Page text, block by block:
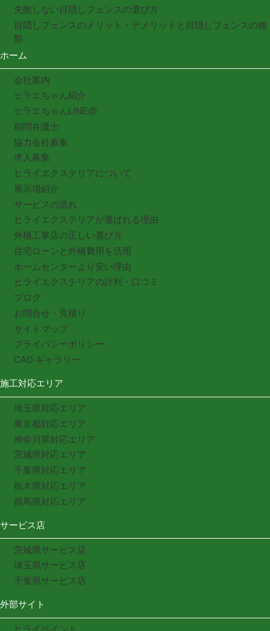
失敗しない目隠しフェンスの選び方
目隠しフェンスのメリット・デメリットと目隠しフェンスの種
類
ホーム
会社案内
ヒラエちゃん紹介
ヒラエちゃんLINE@
顧問弁護士
協力会社募集
求人募集
ヒライエクステリアについて
展示場紹介
サービスの流れ
ヒライエクステリアが選ばれる理由
外構工事店の正しい選び方
住宅ローンと外構費用を活用
ホームセンターより安い理由
ヒライエクステリアの評判・口コミ
ブログ
お問合せ・見積り
サイトマップ
プライバシーポリシー
CAD ギャラリー
施工対応エリア
埼玉県対応エリア
東京都対応エリア
神奈川県対応エリア
茨城県対応エリア
千葉県対応エリア
栃木県対応エリア
群馬県対応エリア
サービス店
茨城県サービス店
埼玉県サービス店
千葉県サービス店
外部サイト
ヒライペイント